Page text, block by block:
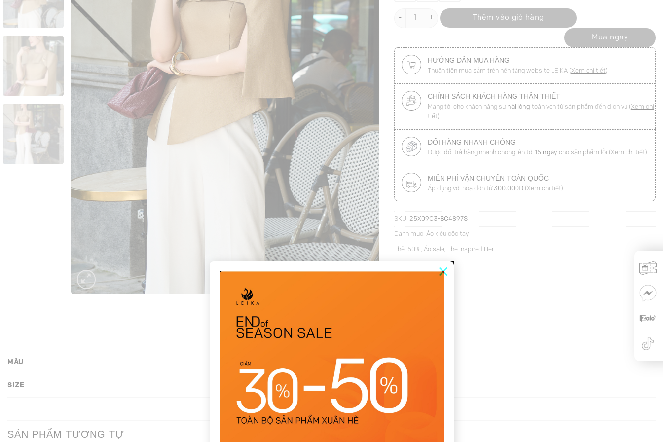
×
Áo kiểu CT peplum vai rơi lệch số lượng
Thêm vào giỏ hàng
Mua ngay
HƯỚNG DẪN MUA HÀNG
Thuận tiện mua sắm trên nền tảng website LEIKA (Xem chi tiết)
CHÍNH SÁCH KHÁCH HÀNG THÂN THIẾT
Mang tới cho khách hàng sự hài lòng toàn vẹn từ sản phẩm đến dịch vụ (Xem chi
tiết)
ĐỔI HÀNG NHANH CHÓNG
Được đổi trả hàng nhanh chóng lên tới 15 ngày cho sản phẩm lỗi (Xem chi tiết)
MIỄN PHÍ VẬN CHUYỂN TOÀN QUỐC
Áp dụng với hóa đơn từ 300.000Đ(Xem chi tiết)
SKU: 25X09C3-BC4897S
Danh mục: Áo kiểu cộc tay
Thẻ: 50%, Áo sale, The Inspired Her
THÔNG TIN BỔ SUNG
MÀU
SIZE S, M, L
SẢN PHẨM TƯƠNG TỰ